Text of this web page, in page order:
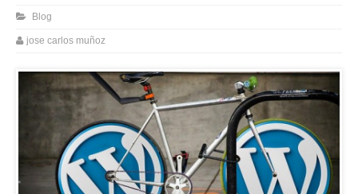
Blog
jose carlos muñoz